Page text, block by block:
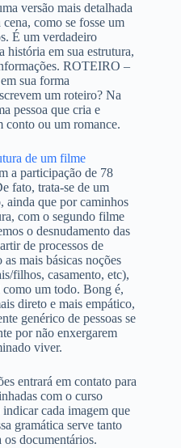
versão mais detalhada
como se fosse um
É um verdadeiro
história em sua estrutura,
ROTEIRO –
sua forma
um roteiro? Na
pessoa que cria e
conto ou um romance.
a participação de 78
fato, trata-se de um
ainda que por caminhos
com o segundo filme
o desnudamento das
de processos de
mais básicas noções
filhos, casamento, etc),
um todo. Bong é,
direto e mais empático,
genérico de pessoas se
por não enxergarem
viver.
entrará em contato para
com o curso
cada imagem que
gramática serve tanto
documentários.